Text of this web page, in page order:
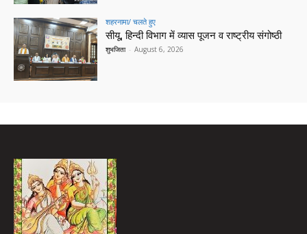
शहरनामा/ चलते हुए
सीयू, हिन्दी विभाग में व्यास पूजन व राष्ट्रीय संगोष्ठी
शुभजिता - August 6, 2026